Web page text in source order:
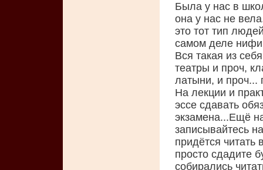
Была у нас в
она у нас не
это тот тип
самом деле
Вся такая из
театры и проч,
латыни, и проч...
На лекции и
эссе сдавать
экзамена...Ещё
записывайтесь
придётся читать
просто сдадите
собирались